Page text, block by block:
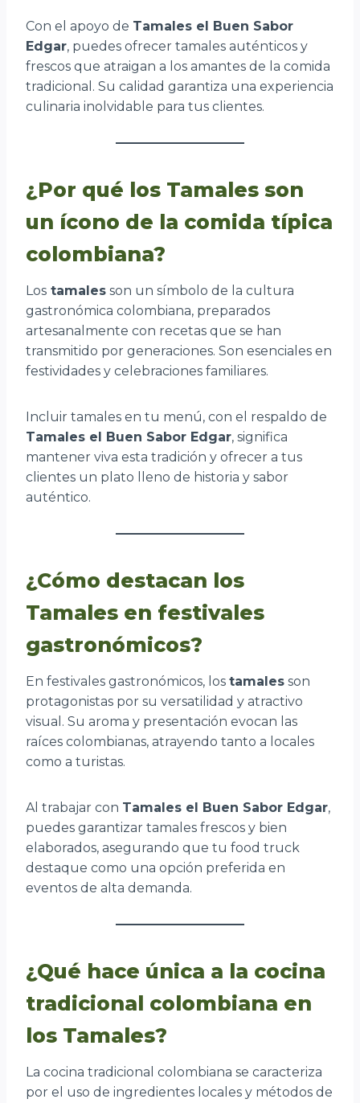
Con el apoyo de Tamales el Buen Sabor
Edgar, puedes ofrecer tamales auténticos y
frescos que atraigan a los amantes de la comida
tradicional. Su calidad garantiza una experiencia
culinaria inolvidable para tus clientes.
¿Por qué los Tamales son
un ícono de la comida típica
colombiana?
Los tamales son un símbolo de la cultura
gastronómica colombiana, preparados
artesanalmente con recetas que se han
transmitido por generaciones. Son esenciales en
festividades y celebraciones familiares.
Incluir tamales en tu menú, con el respaldo de
Tamales el Buen Sabor Edgar, significa
mantener viva esta tradición y ofrecer a tus
clientes un plato lleno de historia y sabor
auténtico.
¿Cómo destacan los
Tamales en festivales
gastronómicos?
En festivales gastronómicos, los tamales son
protagonistas por su versatilidad y atractivo
visual. Su aroma y presentación evocan las
raíces colombianas, atrayendo tanto a locales
como a turistas.
Al trabajar con Tamales el Buen Sabor Edgar,
puedes garantizar tamales frescos y bien
elaborados, asegurando que tu food truck
destaque como una opción preferida en
eventos de alta demanda.
¿Qué hace única a la cocina
tradicional colombiana en
los Tamales?
La cocina tradicional colombiana se caracteriza
por el uso de ingredientes locales y métodos de